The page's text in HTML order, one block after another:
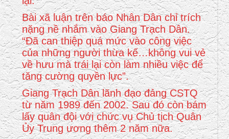
Bài xã luận trên báo Nhân Dân chỉ trích
nặng nề nhắm vào Giang Trạch Dân.
“Đã can thiệp quá mức vào công việc
của những người thừa kế…không vui vẻ
về hưu mà trái lại còn làm nhiều việc để
tăng cường quyền lực”.
Giang Trạch Dân lãnh đạo đảng CSTQ
từ năm 1989 đến 2002. Sau đó còn bám
lấy quân đội với chức vụ Chủ tịch Quân
Ủy Trung ương thêm 2 năm nữa.